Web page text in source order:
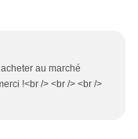
au marché
!<br /> <br /> <br />